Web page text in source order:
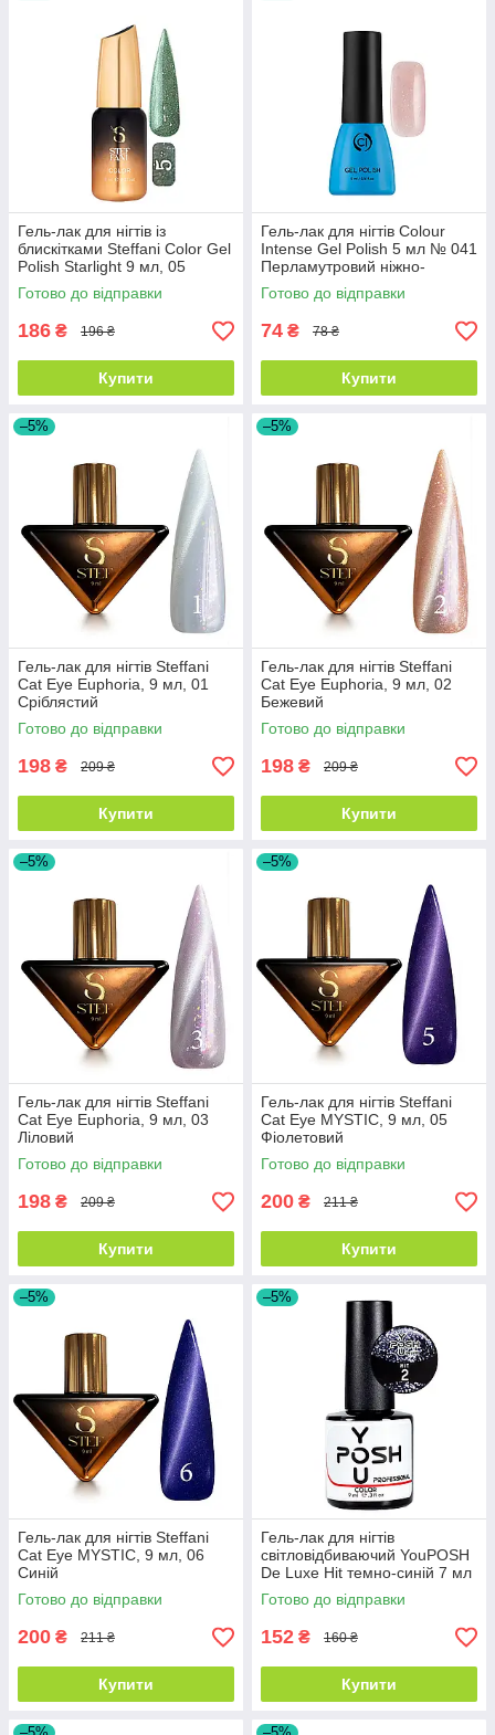
Гель-лак для нігтів із
блискітками Steffani Color Gel
Polish Starlight 9 мл, 05
Зелений із шиммером
Готово до відправки
186 ₴ 196 ₴
Купити
Гель-лак для нігтів Colour
Intense Gel Polish 5 мл № 041
Перламутровий ніжно-
рожевий
Готово до відправки
74 ₴ 78 ₴
Купити
–5%
Гель-лак для нігтів Steffani
Cat Eye Euphoria, 9 мл, 01
Сріблястий
Готово до відправки
198 ₴ 209 ₴
Купити
–5%
Гель-лак для нігтів Steffani
Cat Eye Euphoria, 9 мл, 02
Бежевий
Готово до відправки
198 ₴ 209 ₴
Купити
–5%
Гель-лак для нігтів Steffani
Cat Eye Euphoria, 9 мл, 03
Ліловий
Готово до відправки
198 ₴ 209 ₴
Купити
–5%
Гель-лак для нігтів Steffani
Cat Eye MYSTIC, 9 мл, 05
Фіолетовий
Готово до відправки
200 ₴ 211 ₴
Купити
–5%
Гель-лак для нігтів Steffani
Cat Eye MYSTIC, 9 мл, 06
Синій
Готово до відправки
200 ₴ 211 ₴
Купити
–5%
Гель-лак для нігтів
світловідбиваючий YouPOSH
De Luxe Hit темно-синій 7 мл
№ 2
Готово до відправки
152 ₴ 160 ₴
Купити